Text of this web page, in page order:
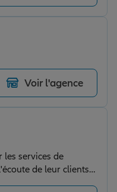
Voir l'agence
services de
de leur clients
à Pierre Alain pour